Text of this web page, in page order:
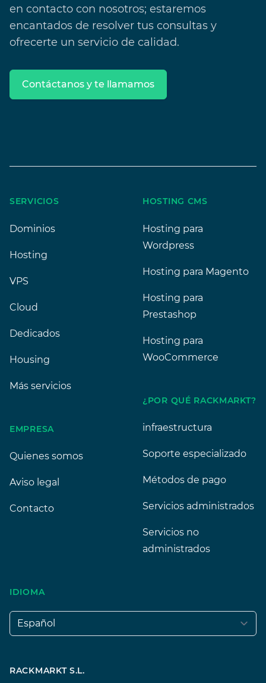
en contacto con nosotros; estaremos
encantados de resolver tus consultas y
ofrecerte un servicio de calidad.
Contáctanos y te llamamos
SERVICIOS
Dominios
Hosting
VPS
Cloud
Dedicados
Housing
Más servicios
EMPRESA
Quienes somos
Aviso legal
Contacto
HOSTING CMS
Hosting para
Wordpress
Hosting para Magento
Hosting para
Prestashop
Hosting para
WooCommerce
¿POR QUÉ RACKMARKT?
infraestructura
Soporte especializado
Métodos de pago
Servicios administrados
Servicios no
administrados
IDIOMA
Idioma
RACKMARKT S.L.